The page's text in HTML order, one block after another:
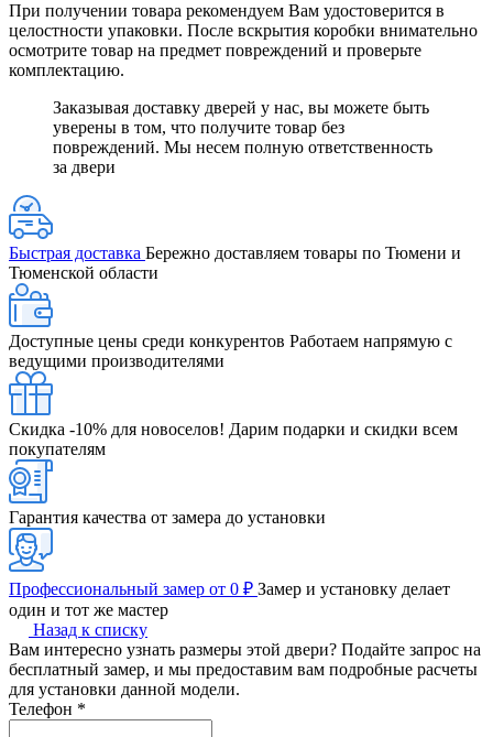
При получении товара рекомендуем Вам удостоверится в
целостности упаковки. После вскрытия коробки внимательно
осмотрите товар на предмет повреждений и проверьте
комплектацию.
Заказывая доставку дверей у нас, вы можете быть
уверены в том, что получите товар без
повреждений. Мы несем полную ответственность
за двери
Быстрая доставка Бережно доставляем товары по Тюмени и
Тюменской области
Доступные цены среди конкурентов Работаем напрямую с
ведущими производителями
Скидка -10% для новоселов! Дарим подарки и скидки всем
покупателям
Гарантия качества от замера до установки
Профессиональный замер от 0 ₽ Замер и установку делает
один и тот же мастер
Назад к списку
Вам интересно узнать размеры этой двери? Подайте запрос на
бесплатный замер, и мы предоставим вам подробные расчеты
для установки данной модели.
Телефон *